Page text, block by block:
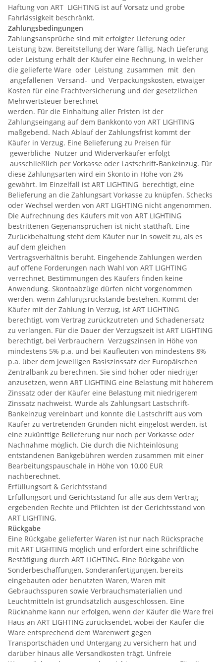
Haftung von ART LIGHTING ist auf Vorsatz und grobe
Fahrlässigkeit beschränkt.
Zahlungsbedingungen
Zahlungsansprüche sind mit erfolgter Lieferung oder
Leistung bzw. Bereitstellung der Ware fällig. Nach Lieferung
oder Leistung erhält der Käufer eine Rechnung, in welcher
die gelieferte Ware oder Leistung zusammen mit den
angefallenen Versand- und Verpackungskosten, etwaiger
Kosten für eine Frachtversicherung und der gesetzlichen
Mehrwertsteuer berechnet
werden. Für die Einhaltung aller Fristen ist der
Zahlungseingang auf dem Bankkonto von ART LIGHTING
maßgebend. Nach Ablauf der Zahlungsfrist kommt der
Käufer in Verzug. Eine Belieferung zu Preisen für
gewerbliche Nutzer und Widerverkäufer erfolgt
ausschließlich per Vorkasse oder Lastschrift-Bankeinzug. Für
diese Zahlungsarten wird ein Skonto in Höhe von 2%
gewährt. Im Einzelfall ist ART LIGHTING berechtigt, eine
Belieferung an die Zahlungsart Vorkasse zu knüpfen. Schecks
oder Wechsel werden von ART LIGHTING nicht angenommen.
Die Aufrechnung des Käufers mit von ART LIGHTING
bestrittenen Gegenansprüchen ist nicht statthaft. Eine
Zurückbehaltung steht dem Käufer nur in soweit zu, als es
auf dem gleichen
Vertragsverhältnis beruht. Eingehende Zahlungen werden
auf offene Forderungen nach Wahl von ART LIGHTING
verrechnet, Bestimmungen des Käufers finden keine
Anwendung. Skontoabzüge dürfen nicht vorgenommen
werden, wenn Zahlungsrückstände bestehen. Kommt der
Käufer mit der Zahlung in Verzug, ist ART LIGHTING
berechtigt, vom Vertrag zurückzutreten und Schadenersatz
zu verlangen. Für die Dauer der Verzugszeit ist ART LIGHTING
berechtigt, bei Verbrauchern Verzugszinsen in Höhe von
mindestens 5% p.a. und bei Kaufleuten von mindestens 8%
p.a. über dem jeweiligen Basiszinssatz der Europäischen
Zentralbank zu berechnen. Sie sind höher oder niedriger
anzusetzen, wenn ART LIGHTING eine Belastung mit höherem
Zinssatz oder der Käufer eine Belastung mit niedrigerem
Zinssatz nachweist. Wurde als Zahlungsart Lastschrift-
Bankeinzug vereinbart und konnte die Lastschrift aus vom
Käufer zu vertretenden Gründen nicht eingelöst werden, ist
eine zukünftige Belieferung nur noch per Vorkasse oder
Nachnahme möglich. Die durch die Nichteinlösung
entstandenen Bankgebühren werden zusammen mit einer
Bearbeitungspauschale in Höhe von 10,00 EUR
nachberechnet.
Erfüllungsort & Gerichtsstand
Erfüllungsort und Gerichtsstand für alle aus dem Vertrag
ergebenden Rechte und Pflichten ist der Gerichtsstand von
ART LIGHTING.
Rückgabe
Eine Rückgabe gelieferter Waren ist nur nach Rücksprache
mit ART LIGHTING möglich und erfordert eine schriftliche
Bestätigung durch ART LIGHTING. Eine Rückgabe von
Sonderbeschaffungen, Sonderanfertigungen, bereits
eingebauten oder benutzten Waren, Waren mit
Gebrauchsspuren sowie Verbrauchsmaterialien und
Leuchtmitteln ist grundsätzlich ausgeschlossen. Eine
Rücknahme kann nur erfolgen, wenn der Käufer die Ware frei
Haus an ART LIGHTING zurücksendet, wobei der Käufer die
Ware entsprechend dem Warenwert gegen
Transportschäden und Untergang zu versichern hat und
darüber hinaus alle Versandkosten trägt. Unfreie